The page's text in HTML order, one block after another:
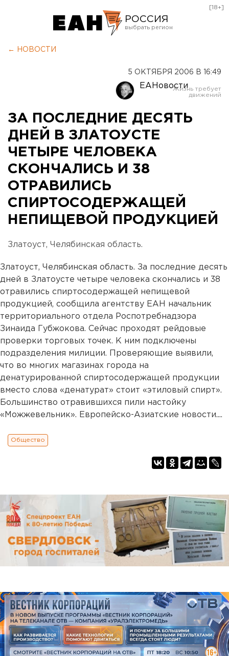
РОССИЯ
Оренбург
[18+]
← НОВОСТИ
5 ОКТЯБРЯ 2006 В 16:49
ЕАНовости
ЗА ПОСЛЕДНИЕ ДЕСЯТЬ
ДНЕЙ В ЗЛАТОУСТЕ
ЧЕТЫРЕ ЧЕЛОВЕКА
СКОНЧАЛИСЬ И 38
ОТРАВИЛИСЬ
СПИРТОСОДЕРЖАЩЕЙ
НЕПИЩЕВОЙ ПРОДУКЦИЕЙ
Златоуст, Челябинская область.
Златоуст, Челябинская область. За последние десять
дней в Златоусте четыре человека скончались и 38
отравились спиртосодержащей непищевой
продукцией, сообщила агентству ЕАН начальник
территориального отдела Роспотребнадзора
Зинаида Губжокова. Сейчас проходят рейдовые
проверки торговых точек. К ним подключены
подразделения милиции. Проверяющие выявили,
что во многих магазинах города на
денатурированной спиртосодержащей продукции
вместо слова «денатурат» стоит «этиловый спирт».
Большинство отравившихся пили настойку
«Можжевельник». Европейско-Азиатские новости....
Общество